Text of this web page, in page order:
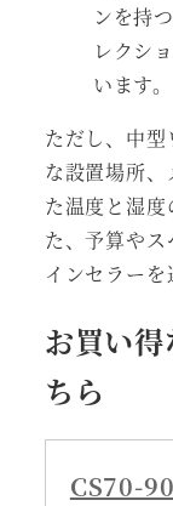
ンを持
レクシ
います。
ただし、中
な設置場所
た温度と湿
た、予算や
インセラーを
お買い
ちら
CS70-